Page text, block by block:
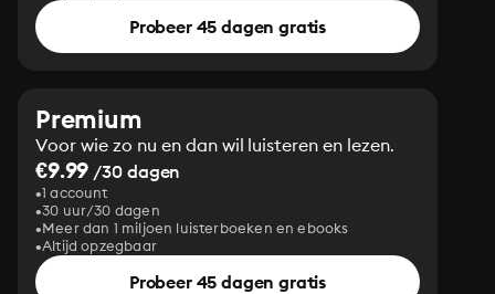
Probeer 45 dagen gratis
Premium
Voor wie zo nu en dan wil luisteren en lezen.
€9.99 /30 dagen
1 account
30 uur/30 dagen
Meer dan 1 miljoen luisterboeken en ebooks
Altijd opzegbaar
Probeer 45 dagen gratis